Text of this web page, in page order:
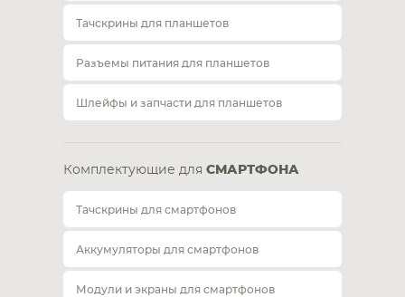
Тачскрины для планшетов
Разъемы питания для планшетов
Шлейфы и запчасти для планшетов
Комплектующие для СМАРТФОНА
Тачскрины для смартфонов
Аккумуляторы для смартфонов
Модули и экраны для смартфонов